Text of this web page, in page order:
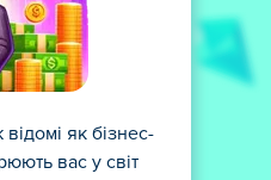
відомі як бізнес-
вас у світ